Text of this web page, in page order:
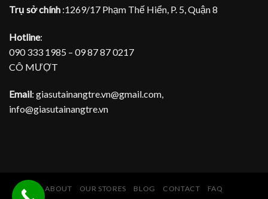
nhà
Trụ sở chính :1269/17 Phạm Thế Hiển, P. 5, Quận 8
Hotline:
090 333 1985 – 09 87 87 0217
CÔ MƯỢT
Email: giasutainangtre.vn@gmail.com,
info@giasutainangtre.vn
ABOUT OUR STORES BLOG CONTACT FAQ